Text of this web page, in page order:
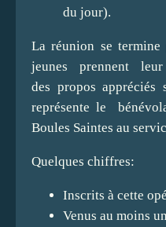
du jour).
La réunion se
jeunes prennent
des propos
représente le
Boules Saintes au
Quelques chiffres:
Inscrits à cette
Venus au moins